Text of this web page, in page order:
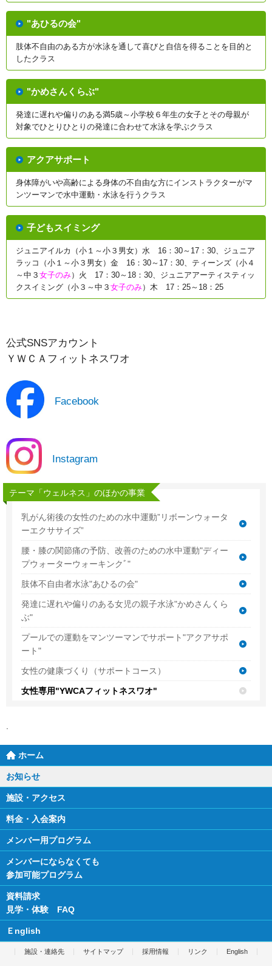
"あひるの会"
肢体不自由のある方が水泳を通して喜びと自信を得ることを目的と
したクラス
"かめさんくらぶ"
発達に遅れや偏りのある満5歳～小学校６年生の女子とその母親が
対象でひとりひとりの発達に合わせて水泳を学ぶクラス
アクアサポート
身体障がいや高齢による身体の不自由な方にインストラクターがマ
ンツーマンで水中運動・水泳を行うクラス
子どもスイミング
ジュニアイルカ（小１～小３男女）水 16：30～17：30、ジュニア
ラッコ（小１～小３男女）金 16：30～17：30、ティーンズ（小４
～中３ 女子のみ）火 17：30～18：30、ジュニアアーティスティッ
クスイミング（小３～中３ 女子のみ）木 17：25～18：25
公式SNSアカウント
ＹＷＣＡフィットネスワオ
Facebook
Instagram
テーマ「ウェルネス」のほかの事業
乳がん術後の女性のための水中運動”リボーンウォータ
ーエクササイズ”
腰・膝の関節痛の予防、改善のための水中運動"ディー
プウォーターウォーキンクﾞ"
肢体不自由者水泳"あひるの会"
発達に遅れや偏りのある女児の親子水泳"かめさんくら
ぶ"
プールでの運動をマンツーマンでサポート"アクアサポ
ート"
女性の健康づくり（サポートコース）
女性専用"YWCAフィットネスワオ"
ホーム
お知らせ
施設・アクセス
料金・入会案内
メンバー用プログラム
メンバーにならなくても
参加可能プログラム
資料請求
見学・体験 FAQ
Ｅnglish
施設・連絡先 サイトマップ 採用情報 リンク English